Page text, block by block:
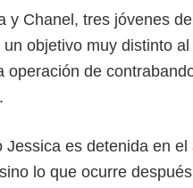
y Chanel, tres jóvenes
objetivo muy distinto
operación de
es detenida en
lo que ocurre